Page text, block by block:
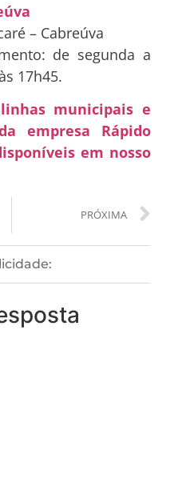
– Cabreúva
de segunda a
17h45.
municipais e
empresa Rápido
em nosso
PRÓXIMA